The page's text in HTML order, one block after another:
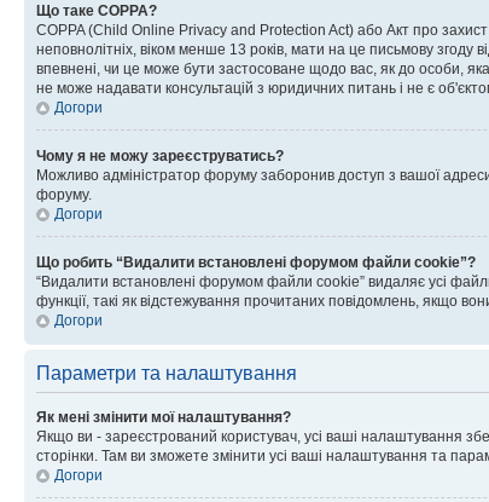
Що таке COPPA?
COPPA (Child Online Privacy and Protection Act) або Акт про захист
неповнолітніх, віком менше 13 років, мати на це письмову згоду
впевнені, чи це може бути застосоване щодо вас, як до особи,
не може надавати консультацій з юридичних питань і не є
Догори
Чому я не можу зареєструватись?
Можливо адміністратор форуму заборонив доступ з вашої
форуму.
Догори
Що робить “Видалити встановлені форумом файли cookie”?
“Видалити встановлені форумом файли cookie” видаляє усі
функції, такі як відстежування прочитаних повідомлень, якщо
Догори
Параметри та налаштування
Як мені змінити мої налаштування?
Якщо ви - зареєстрований користувач, усі ваші налаштування
сторінки. Там ви зможете змінити усі ваші налаштування та
Догори